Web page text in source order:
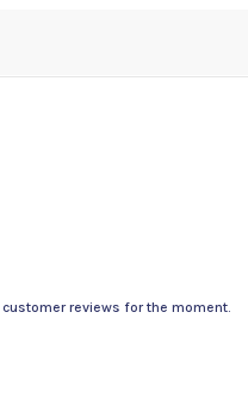
customer reviews for the moment.